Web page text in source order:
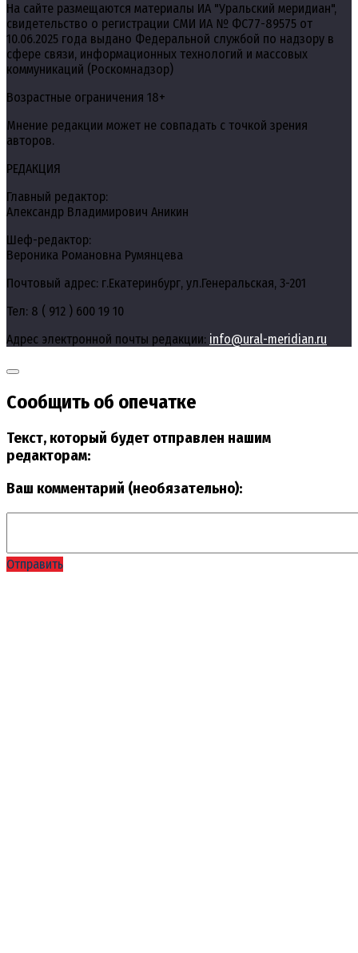
На сайте размещаются материалы ИА "Уральский меридиан",
свидетельство о регистрации СМИ ИА № ФС77-89575 от
10.06.2025 года выдано Федеральной службой по надзору в
сфере связи, информационных технологий и массовых
коммуникаций (Роскомнадзор)
Возрастные ограничения 18+
Мнение редакции может не совпадать с точкой зрения
авторов.
РЕДАКЦИЯ
Главный редактор:
Александр Владимирович Аникин
Шеф-редактор:
Вероника Романовна Румянцева
Почтовый адрес: г.Екатеринбург, ул.Генеральская, 3-201
Тел: 8 ( 912 ) 600 19 10
Адрес электронной почты редакции: info@ural-meridian.ru
Сообщить об опечатке
Текст, который будет отправлен нашим
редакторам:
Ваш комментарий (необязательно):
Отправить